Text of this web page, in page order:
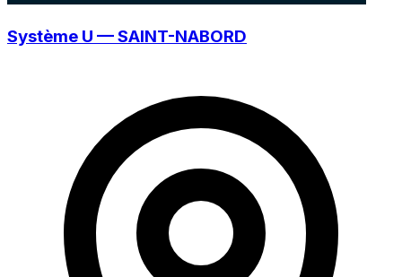
Système U — SAINT-NABORD